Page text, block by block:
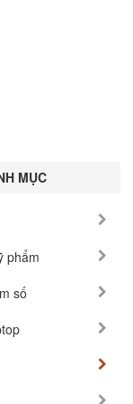
MỤC
phẩm
số